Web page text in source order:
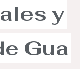
y
Gua